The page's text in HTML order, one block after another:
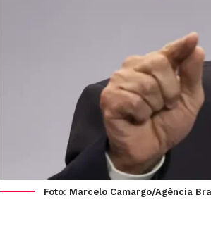
Foto: Marcelo Camargo/Agência